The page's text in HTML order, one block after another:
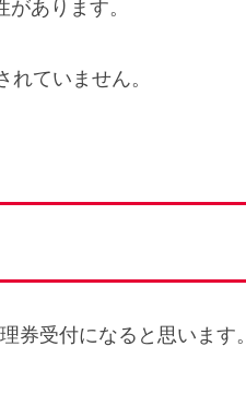
あります。
ていません。
券受付になると思います。